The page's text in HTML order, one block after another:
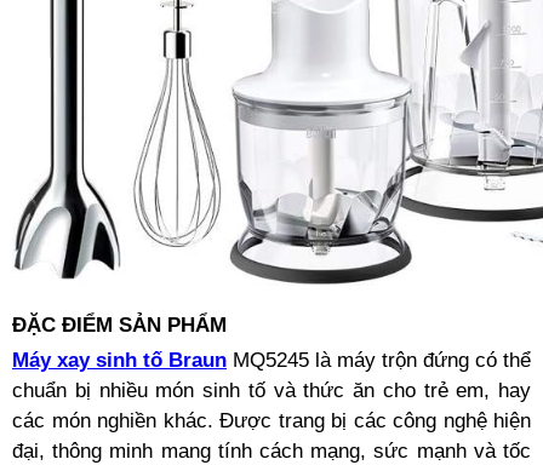
ĐẶC ĐIỂM SẢN PHẨM
Máy xay sinh tố Braun MQ5245 là máy trộn đứng có thể
chuẩn bị nhiều món sinh tố và thức ăn cho trẻ em, hay
các món nghiền khác. Được trang bị các công nghệ hiện
đại, thông minh mang tính cách mạng, sức mạnh và tốc